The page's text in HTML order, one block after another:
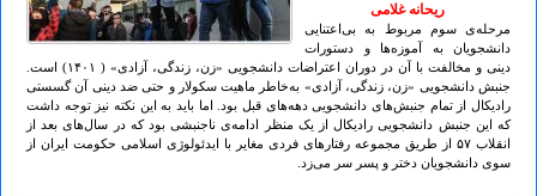
ریحانه غلامی
مرحله‌ی سوم مربوط به بی‌اعتنایی
دانشجویان به آموزه‌ها و دستورات
دینی و مخالفت با آن در دوران اعتراضات دانشجویی «زن، زندگی، آزادی» ( ۱۴۰۱) است.
جنبش دانشجویی «زن، زندگی، آزادی» به‌خاطر ماهیت سکولار و حتی ضد دینی آن گسستی
رادیکال از تمام جنبش‌های دانشجویی دهه‌های قبل بود. اما باید به این نکته نیز توجه داشت
که این جنبش دانشجویی رادیکال از یک منظر ادامه‌ی ناجنبشی بود که در سال‌های بعد از
انقلاب ۵۷ از طریق مجموعه رفتارهای فردی مغایر با ایدئولوژی اسلامی حکومت ایران از
سوی دانشجویان دختر و پسر سر می‌زد.